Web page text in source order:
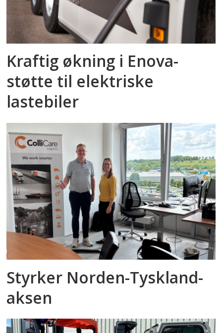
Kraftig økning i Enova-
støtte til elektriske
lastebiler
Styrker Norden-Tyskland-
aksen